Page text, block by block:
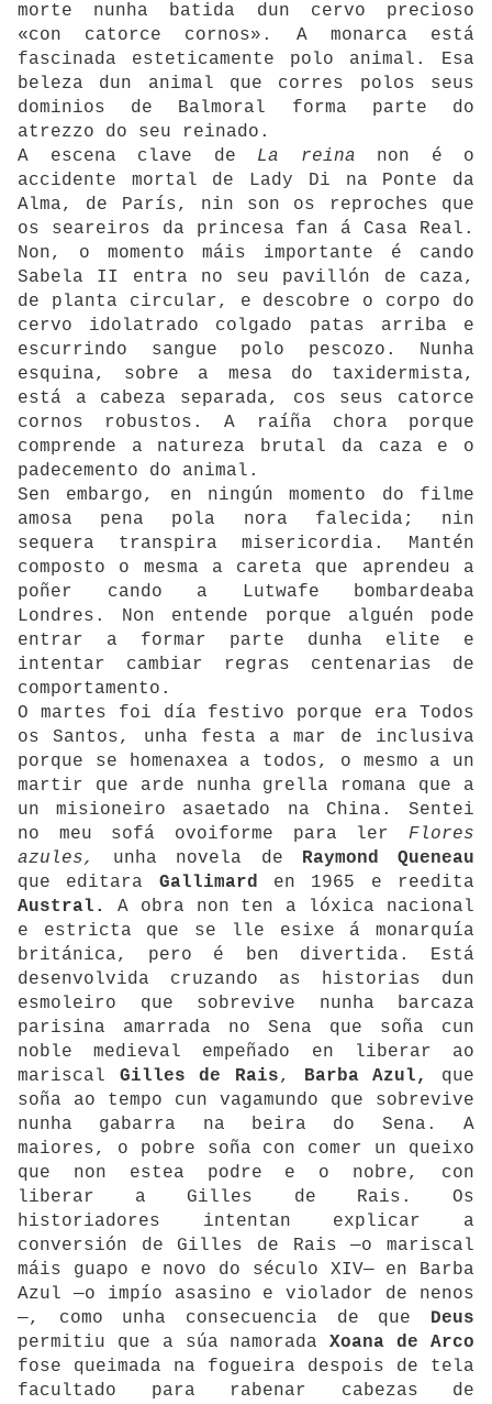
morte nunha batida dun cervo precioso
«con catorce cornos». A monarca está
fascinada esteticamente polo animal. Esa
beleza dun animal que corres polos seus
dominios de Balmoral forma parte do
atrezzo do seu reinado.
A escena clave de La reina non é o
accidente mortal de Lady Di na Ponte da
Alma, de París, nin son os reproches que
os seareiros da princesa fan á Casa Real.
Non, o momento máis importante é cando
Sabela II entra no seu pavillón de caza,
de planta circular, e descobre o corpo do
cervo idolatrado colgado patas arriba e
escurrindo sangue polo pescozo. Nunha
esquina, sobre a mesa do taxidermista,
está a cabeza separada, cos seus catorce
cornos robustos. A raíña chora porque
comprende a natureza brutal da caza e o
padecemento do animal.
Sen embargo, en ningún momento do filme
amosa pena pola nora falecida; nin
sequera transpira misericordia. Mantén
composto o mesma a careta que aprendeu a
poñer cando a Lutwafe bombardeaba
Londres. Non entende porque alguén pode
entrar a formar parte dunha elite e
intentar cambiar regras centenarias de
comportamento.
O martes foi día festivo porque era Todos
os Santos, unha festa a mar de inclusiva
porque se homenaxea a todos, o mesmo a un
martir que arde nunha grella romana que a
un misioneiro asaetado na China. Sentei
no meu sofá ovoiforme para ler Flores
azules,
unha novela de Raymond Queneau
que editara Gallimard en 1965 e reedita
Austral.
A obra non ten a lóxica nacional
e estricta que se lle esixe á monarquía
británica, pero é ben divertida. Está
desenvolvida cruzando as historias dun
esmoleiro que sobrevive nunha barcaza
parisina amarrada no Sena que soña cun
noble medieval empeñado en liberar ao
mariscal Gilles de Rais, Barba Azul,
que
soña ao tempo cun vagamundo que sobrevive
nunha gabarra na beira do Sena. A
maiores, o pobre soña con comer un queixo
que non estea podre e o nobre, con
liberar a Gilles de Rais. Os
historiadores intentan explicar a
conversión de Gilles de Rais —o mariscal
máis guapo e novo do século XIV— en Barba
Azul —o impío asasino e violador de nenos
—, como unha consecuencia de que Deus
permitiu que a súa namoradaXoana de Arco
fose queimada na fogueira despois de tela
facultado para rabenar cabezas de